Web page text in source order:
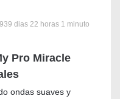
dias 22 horas 1 minuto
Pro Miracle
ondas suaves y